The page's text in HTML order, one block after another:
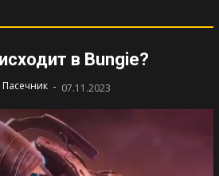
в Bungie?
- 07.11.2023